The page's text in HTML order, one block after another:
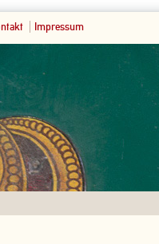
Impressum